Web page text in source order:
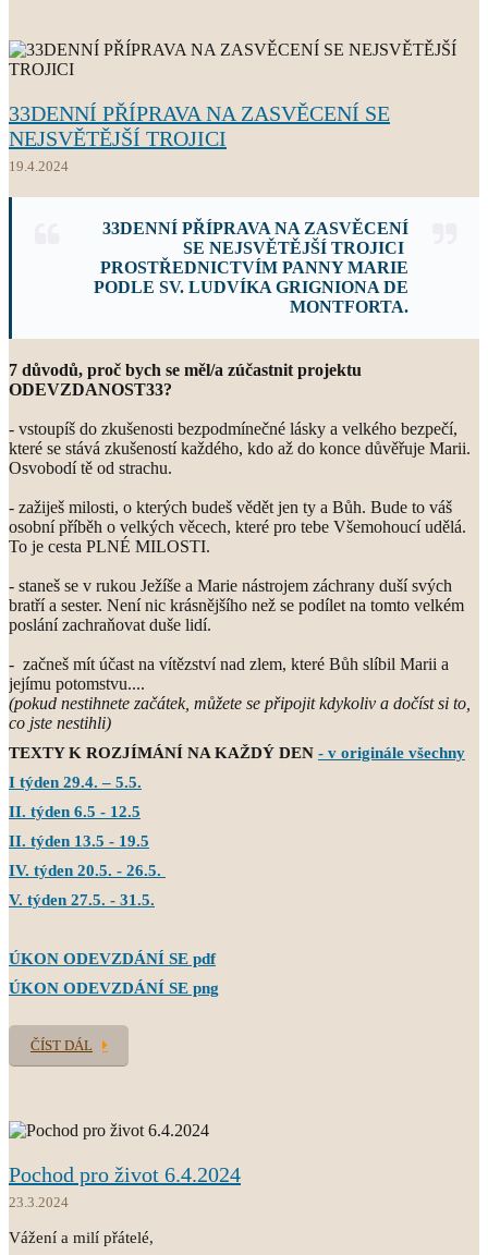
33DENNÍ PŘÍPRAVA NA ZASVĚCENÍ SE
NEJSVĚTĚJŠÍ TROJICI
19.4.2024
33DENNÍ PŘÍPRAVA NA ZASVĚCENÍ
SE NEJSVĚTĚJŠÍ TROJICI
PROSTŘEDNICTVÍM PANNY MARIE
PODLE SV. LUDVÍKA GRIGNIONA DE
MONTFORTA.
7 důvodů, proč bych se měl/a zúčastnit projektu
ODEVZDANOST33?
- vstoupíš do zkušenosti bezpodmínečné lásky a velkého bezpečí,
které se stává zkušeností každého, kdo až do konce důvěřuje Marii.
Osvobodí tě od strachu.
- zažiješ milosti, o kterých budeš vědět jen ty a Bůh. Bude to váš
osobní příběh o velkých věcech, které pro tebe Všemohoucí udělá.
To je cesta PLNÉ MILOSTI.
- staneš se v rukou Ježíše a Marie nástrojem záchrany duší svých
bratří a sester. Není nic krásnějšího než se podílet na tomto velkém
poslání zachraňovat duše lidí.
- začneš mít účast na vítězství nad zlem, které Bůh slíbil Marii a
jejímu potomstvu....
(pokud nestihnete začátek, můžete se připojit kdykoliv a dočíst si to,
co jste nestihli)
TEXTY K ROZJÍMÁNÍ NA KAŽDÝ DEN - v originále všechny
I týden 29.4. – 5.5.
II. týden 6.5 - 12.5
II. týden 13.5 - 19.5
IV. týden 20.5. - 26.5.
V. týden 27.5. - 31.5.
ÚKON ODEVZDÁNÍ SE pdf
ÚKON ODEVZDÁNÍ SE png
ČÍST DÁL
Pochod pro život 6.4.2024
23.3.2024
Vážení a milí přátelé,